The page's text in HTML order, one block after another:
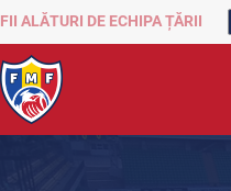
FII ALĂTURI DE ECHIPA ȚĂRII